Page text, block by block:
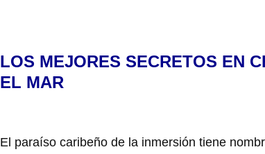
LOS MEJORES SECRETOS EN
EL MAR
El paraíso caribeño de la inmersión tiene